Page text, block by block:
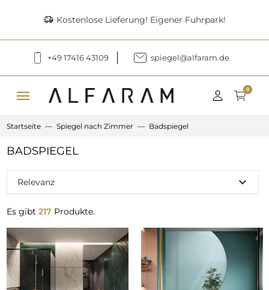
delivery_truck_speed Kostenlose Lieferung! Eigener Fuhrpark!
+49 17416 43109 spiegel@alfaram.de
menu 0
Startseite Spiegel nach Zimmer Badspiegel
BADSPIEGEL
Es gibt 217 Produkte.
Relevanz expand_more